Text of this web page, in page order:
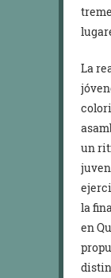
La
un
la
en